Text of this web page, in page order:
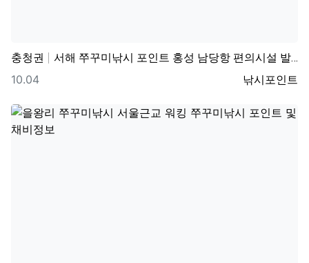
충청권 서해 쭈꾸미낚시 포인트 홍성 남당항 편의시설 발판 편한…
등록자
낚시포인트
등록일
10.04